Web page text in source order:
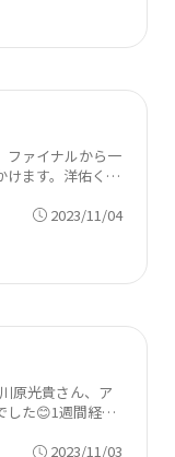
ファイナルから一
けます。洋佑くん
2023/11/04
原光貴さん、ア
した😊1週間経と
2023/11/03